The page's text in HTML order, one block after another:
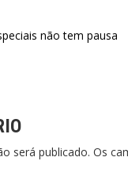
não tem pausa
será publicado. Os